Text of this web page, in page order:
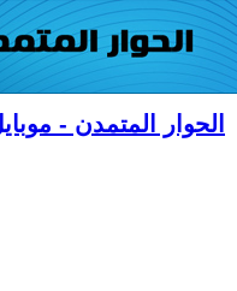
الحوار المتمدن -